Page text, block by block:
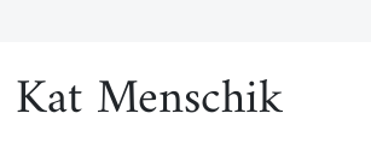
Kat Menschik